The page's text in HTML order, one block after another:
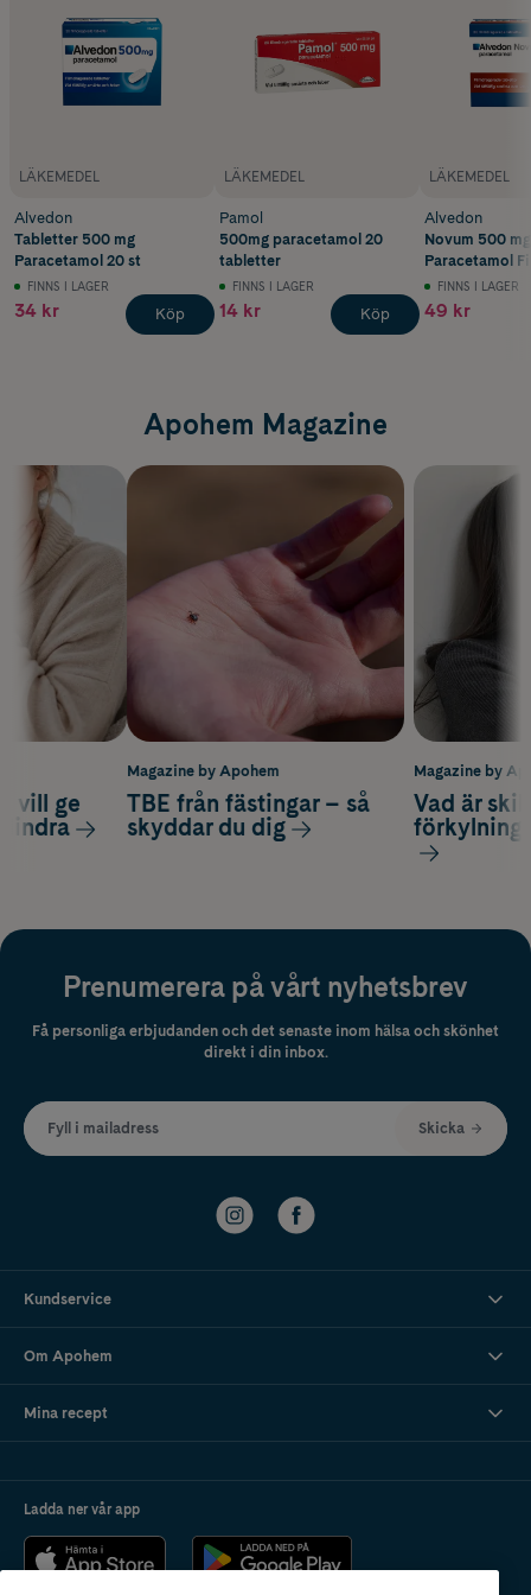
LÄKEMEDEL
Alvedon
Tabletter 500 mg
Paracetamol 20 st
FINNS I LAGER
34 kr Köp
LÄKEMEDEL
Pamol
500mg paracetamol 20
tabletter
FINNS I LAGER
14 kr Köp
LÄKEMEDEL
Alvedon
Novum 500 mg
Paracetamol
Tabletter 20 st
FINNS I LAGER
49 kr
Apohem Magazine
Magazine by
Vad är
förkylning
vill ge
lindra
Magazine by Apohem
TBE från fästingar – så
skyddar du dig
Prenumerera på vårt nyhetsbrev
Få personliga erbjudanden och det senaste inom hälsa och skönhet
direkt i din inbox.
Fyll i mailadress Skicka
Kundservice
Om Apohem
Mina recept
Ladda ner vår app